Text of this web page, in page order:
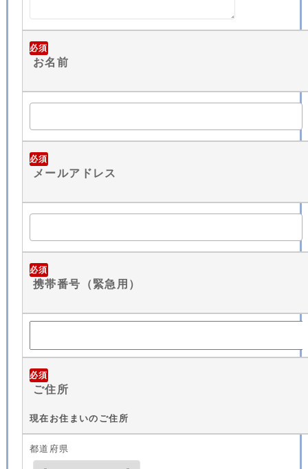
必須
お名前
必須
メールアドレス
必須
携帯番号（緊急用）
必須
ご住所
現在お住まいのご住所
都道府県